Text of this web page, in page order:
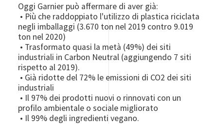
Oggi Garnier può affermare di aver già:
• Più che raddoppiato l'utilizzo di plastica riciclata
negli imballaggi (3.670 ton nel 2019 contro 9.019
ton nel 2020)
• Trasformato quasi la metà (49%) dei siti
industriali in Carbon Neutral (aggiungendo 7 siti
rispetto al 2019).
• Già ridotte del 72% le emissioni di CO2 dei siti
industriali
• Il 97% dei prodotti nuovi o rinnovati con un
profilo ambientale o sociale migliorato
• Il 99% degli ingredienti vegano.